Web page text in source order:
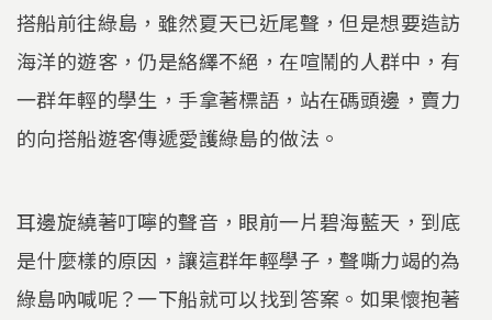
搭船前往綠島，雖然夏天已近尾聲，但是想要造訪
海洋的遊客，仍是絡繹不絕，在喧鬧的人群中，有
一群年輕的學生，手拿著標語，站在碼頭邊，賣力
的向搭船遊客傳遞愛護綠島的做法。
耳邊旋繞著叮嚀的聲音，眼前一片碧海藍天，到底
是什麼樣的原因，讓這群年輕學子，聲嘶力竭的為
綠島吶喊呢？一下船就可以找到答案。如果懷抱著